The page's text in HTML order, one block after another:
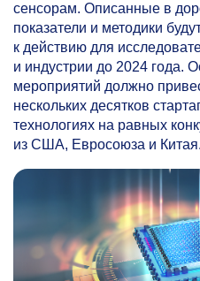
сенсорам. Описанные в
показатели и методики
к действию для
и индустрии до 2024 года.
мероприятий должно
нескольких десятков
технологиях на равных
из США, Евросоюза и Китая.